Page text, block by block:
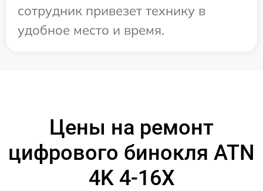
сотрудник привезет технику в
удобное место и время.
Цены на ремонт
цифрового бинокля ATN
4K 4-16X